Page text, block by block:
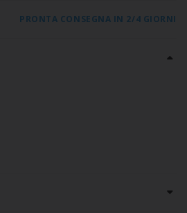
PRONTA CONSEGNA IN 2/4 GIORNI